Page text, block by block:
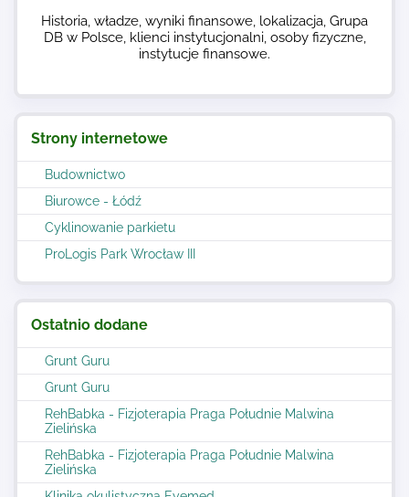
Strony internetowe
Budownictwo
Biurowce - Łódź
Cyklinowanie parkietu
ProLogis Park Wrocław III
Ostatnio dodane
Grunt Guru
Grunt Guru
RehBabka - Fizjoterapia Praga Południe Malwina
Zielińska
RehBabka - Fizjoterapia Praga Południe Malwina
Zielińska
Historia, władze, wyniki finansowe, lokalizacja, Grupa
DB w Polsce, klienci instytucjonalni, osoby fizyczne,
instytucje finansowe.